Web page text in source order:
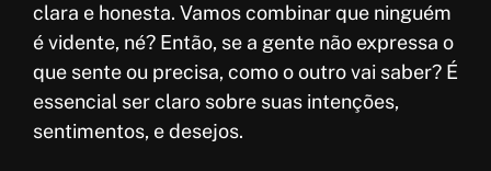
clara e honesta. Vamos combinar que ninguém
é vidente, né? Então, se a gente não expressa o
que sente ou precisa, como o outro vai saber? É
essencial ser claro sobre suas intenções,
sentimentos, e desejos.